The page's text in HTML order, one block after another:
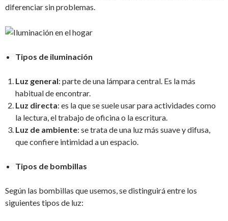
diferenciar sin problemas.
Tipos de iluminación
Luz general: parte de una lámpara central. Es la más
habitual de encontrar.
Luz directa: es la que se suele usar para actividades como
la lectura, el trabajo de oficina o la escritura.
Luz de ambiente: se trata de una luz más suave y difusa,
que confiere intimidad a un espacio.
Tipos de bombillas
Según las bombillas que usemos, se distinguirá entre los
siguientes tipos de luz: